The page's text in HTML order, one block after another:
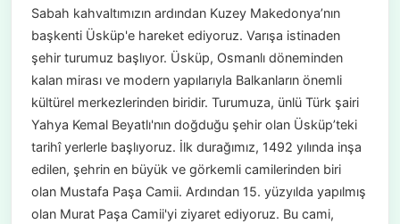
Sabah kahvaltımızın ardından Kuzey Makedonya’nın
başkenti Üsküp'e hareket ediyoruz. Varışa istinaden
şehir turumuz başlıyor. Üsküp, Osmanlı döneminden
kalan mirası ve modern yapılarıyla Balkanların önemli
kültürel merkezlerinden biridir. Turumuza, ünlü Türk şairi
Yahya Kemal Beyatlı'nın doğduğu şehir olan Üsküp’teki
tarihî yerlerle başlıyoruz. İlk durağımız, 1492 yılında inşa
edilen, şehrin en büyük ve görkemli camilerinden biri
olan Mustafa Paşa Camii. Ardından 15. yüzyılda yapılmış
olan Murat Paşa Camii'yi ziyaret ediyoruz. Bu cami,